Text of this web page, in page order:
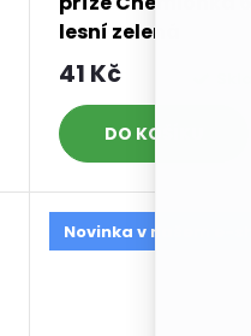
lesní zelená
41 Kč
DO KOŠÍKU
Novinka v našem e-